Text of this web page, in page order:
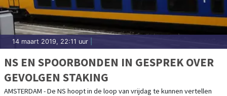
14 maart 2019, 22:11 uur
NS EN SPOORBONDEN IN GESPREK OVER
GEVOLGEN STAKING
AMSTERDAM - De NS hoopt in de loop van vrijdag te kunnen vertellen